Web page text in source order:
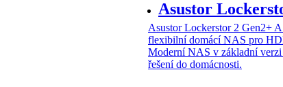
Asustor
Asustor Lockerstor 2 Gen2+
flexibilní domácí NAS pro
Moderní NAS v základní
řešení do domácnosti.